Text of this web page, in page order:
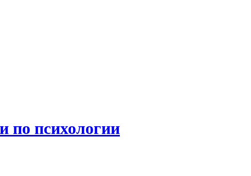
по психологии